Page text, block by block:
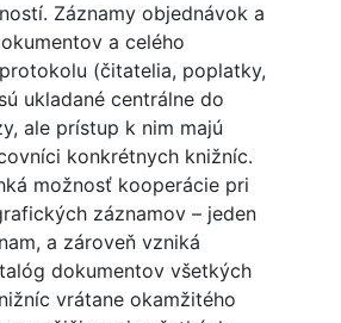
Záznamy objednávok a
a celého
(čitatelia, poplatky,
ukladané centrálne do
ale prístup k nim majú
konkrétnych knižníc.
možnosť kooperácie pri
záznamov – jeden
a zároveň vzniká
dokumentov všetkých
vrátane okamžitého